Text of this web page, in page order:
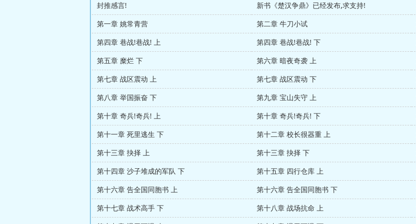
封推感言!
新书《楚汉争鼎》已经发布,求支持!
第一章 姚常青营
第二章 牛刀小试
第四章 巷战!巷战! 上
第四章 巷战!巷战! 下
第五章 糜烂 下
第六章 暗夜奇袭 上
第七章 战区震动 上
第七章 战区震动 下
第八章 举国振奋 下
第九章 宝山失守 上
第十章 奇兵!奇兵! 上
第十章 奇兵!奇兵! 下
第十一章 死里逃生 下
第十二章 校长很器重 上
第十三章 抉择 上
第十三章 抉择 下
第十四章 沙子堆成的军队 下
第十五章 四行仓库 上
第十六章 告全国同胞书 上
第十六章 告全国同胞书 下
第十七章 战术高手 下
第十八章 战场抗命 上